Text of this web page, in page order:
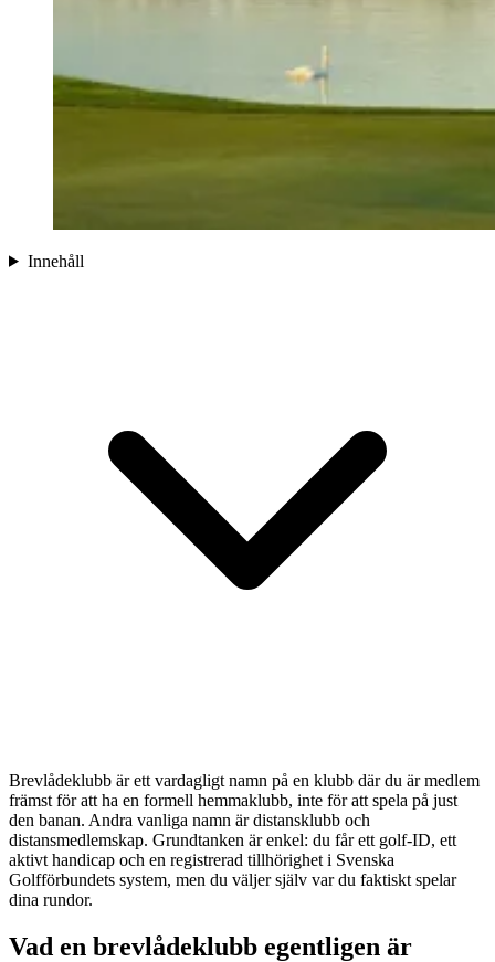
Innehåll
Brevlådeklubb är ett vardagligt namn på en klubb där du är medlem
främst för att ha en formell hemmaklubb, inte för att spela på just
den banan. Andra vanliga namn är distansklubb och
distansmedlemskap. Grundtanken är enkel: du får ett golf-ID, ett
aktivt handicap och en registrerad tillhörighet i Svenska
Golfförbundets system, men du väljer själv var du faktiskt spelar
dina rundor.
Vad en brevlådeklubb egentligen är